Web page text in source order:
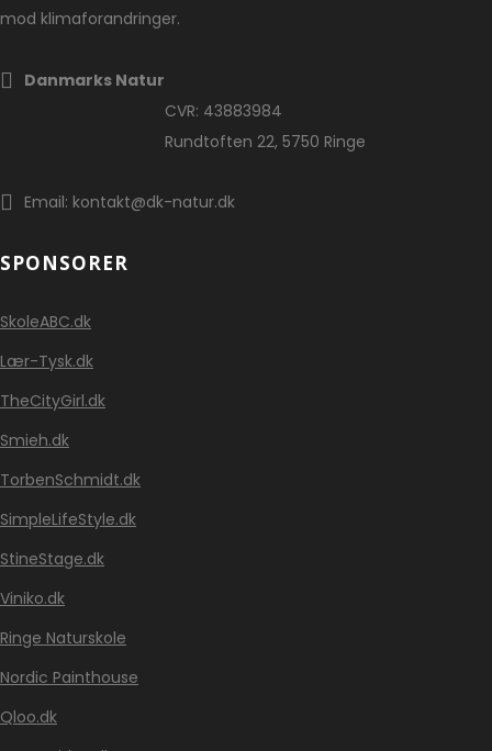
mod klimaforandringer.
Danmarks Natur
CVR: 43883984
Rundtoften 22, 5750 Ringe
Email: kontakt@dk-natur.dk
SPONSORER
SkoleABC.dk
Lær-Tysk.dk
TheCityGirl.dk
Smieh.dk
TorbenSchmidt.dk
SimpleLifeStyle.dk
StineStage.dk
Viniko.dk
Ringe Naturskole
Nordic Painthouse
Qloo.dk